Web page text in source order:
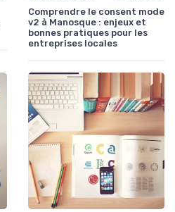
Comprendre le consent mode
v2 à Manosque : enjeux et
bonnes pratiques pour les
entreprises locales